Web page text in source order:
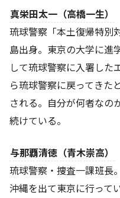
真栄田太一（高橋一生）
琉球警察「本土復帰特別
島出身。東京の大学に進
して琉球警察に入署した
ら琉球警察に戻ってきた
される。自分が何者なの
続けている。
与那覇清徳（青木崇高）
琉球警察・捜査一課班長
沖縄を出て東京に行って